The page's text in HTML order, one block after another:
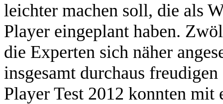
leichter machen soll, die als
Player eingeplant haben.
die Experten sich näher
insgesamt durchaus
Player Test 2012 konnten mit